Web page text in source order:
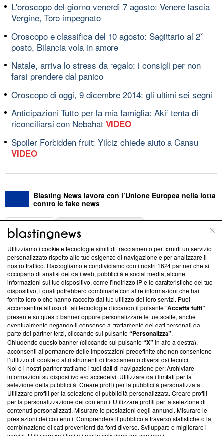
L'oroscopo del giorno venerdì 7 agosto: Venere lascia
Vergine, Toro impegnato
Oroscopo e classifica del 10 agosto: Sagittario al 2ﾟ
posto, Bilancia vola in amore
Natale, arriva lo stress da regalo: i consigli per non
farsi prendere dal panico
Oroscopo di oggi, 9 dicembre 2014: gli ultimi sei segni
Anticipazioni Tutto per la mia famiglia: Akif tenta di
riconciliarsi con Nebahat VIDEO
Spoiler Forbidden fruit: Yildiz chiede aiuto a Cansu
VIDEO
Blasting News lavora con l’Unione Europea nella lotta
contro le fake news
ABOUT
Questa sezione offre informazioni trasparenti su Blasting
News, sui nostri processi editoriali e su come ci impegniamo a
creare news di qualità. Inoltre, afferma la nostra aderenza a
‘Trust Project - News with Integrity’Blasting News non è
ancora membro del programma, ma ha richiesto di farne
parte; Trust Project non ha ancora effettuato una verifica di
conformità agli standard.
Su di noi
Team editoriale
Corporate
Redazione
Informativa Privacy
Cookie Policy
Utilizziamo i cookie e tecnologie simili di tracciamento per fornirti un servizio
personalizzato rispetto alle tue esigenze di navigazione e per analizzare il
nostro traffico. Raccogliamo e condividiamo con i nostri 1624partner che si
occupano di analisi dei dati web, pubblicità e social media, alcune
informazioni sul tuo dispositivo, come l’indirizzo IP e le caratteristiche del tuo
dispositivo, i quali potrebbero combinarle con altre informazioni che hai
fornito loro o che hanno raccolto dal tuo utilizzo dei loro servizi. Puoi
acconsentire all’uso di tali tecnologie cliccando il pulsante“Accetta tutti”
presente su questo banner oppure personalizzare le tue scelte, anche
eventualmente negando il consenso al trattamento dei dati personali da
parte dei partner terzi, cliccando sul pulsante“Personalizza”.
Chiudendo questo banner (cliccando sul pulsante“X”in alto a destra),
acconsenti al permanere delle impostazioni predefinite che non consentono
l’utilizzo di cookie o altri strumenti di tracciamento diversi dai tecnici.
Noi e i nostri partner trattiamo i tuoi dati di navigazione per: Archiviare
informazioni su dispositivo e/o accedervi. Utilizzare dati limitati per la
selezione della pubblicità. Creare profili per la pubblicità personalizzata.
Utilizzare profili per la selezione di pubblicità personalizzata. Creare profili
per la personalizzazione dei contenuti. Utilizzare profili per la selezione di
contenuti personalizzati. Misurare le prestazioni degli annunci. Misurare le
prestazioni dei contenuti. Comprendere il pubblico attraverso statistiche o la
combinazione di dati provenienti da fonti diverse. Sviluppare e migliorare i